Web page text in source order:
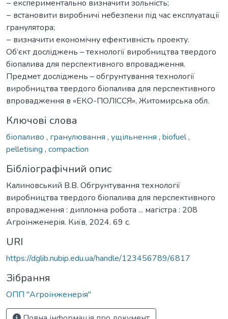
− експериментально визначити зольність;
− встановити виробничі небезпеки під час експлуатації
гранулятора;
− визначити економічну ефективність проекту.
Об’єкт досліджень – технології виробництва твердого
біопалива для перспективного впровадження.
Предмет досліджень – обгрунтування технології
виробництва твердого біопалива для перспективного
впровадження в «ЕКО-ПОЛІССЯ», Житомирська обл.
Ключові слова
біопаливо , гранулювання , ущільнення , biofuel,
pelletising , compaction
Бібліографічний опис
Калиновський В.В. Обгрунтування технології
виробництва твердого біопалива для перспективного
впровадження : дипломна робота ... магістра : 208
Агроінженерія. Київ, 2024. 69 с.
URI
https://dglib.nubip.edu.ua/handle/123456789/6817
Зібрання
ОПП "Агроінженерія"